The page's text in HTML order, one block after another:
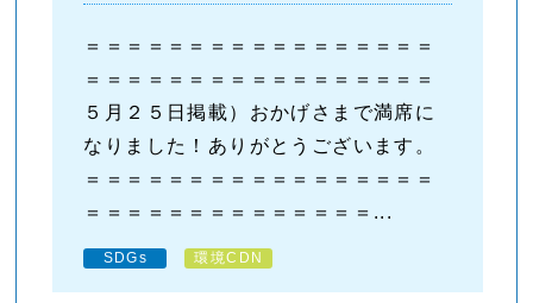
＝＝＝＝＝＝＝＝＝＝＝＝＝＝＝＝＝
＝＝＝＝＝＝＝＝＝＝＝＝＝＝＝＝＝
５月２５日掲載）おかげさまで満席に
なりました！ありがとうございます。
＝＝＝＝＝＝＝＝＝＝＝＝＝＝＝＝＝
＝＝＝＝＝＝＝＝＝＝＝＝＝＝...
SDGs 環境CDN